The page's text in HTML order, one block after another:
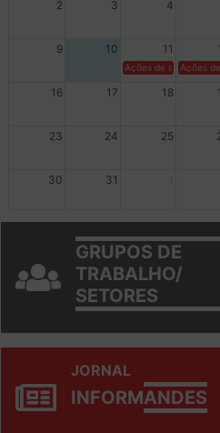
2 3 4
9 10 11
Ações de Ações
16 17 18
23 24 25
30 31
GRUPOS DE
TRABALHO/
SETORES
JORNAL
INFORMANDES